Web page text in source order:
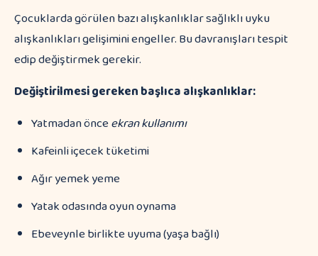
Çocuklarda görülen bazı alışkanlıklar sağlıklı uyku
alışkanlıkları gelişimini engeller. Bu davranışları tespit
edip değiştirmek gerekir.
Değiştirilmesi gereken başlıca alışkanlıklar:
Yatmadan önceekran kullanımı
Kafeinli içecek tüketimi
Ağır yemek yeme
Yatak odasında oyun oynama
Ebeveynle birlikte uyuma (yaşa bağlı)